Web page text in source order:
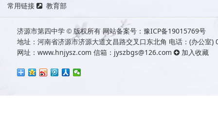
常用链接 教育部
济源市第四中学 © 版权所有 网站备案号： 豫ICP备19015769号
地址：河南省济源市济源大道文昌路交叉口东北角 电话：(办公室)
网址： www.hnjysz.com 信箱：jyszbgs@126.com 加入收藏